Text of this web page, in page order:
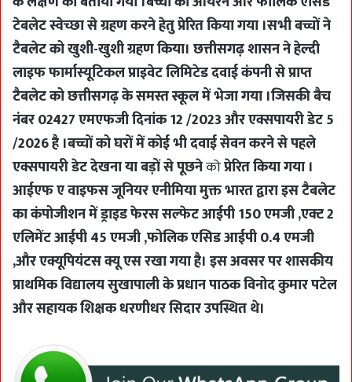
टेबलेट स्वेच्छा से ग्रहण करने हेतु प्रेरित किया गया ।सभी बच्चों ने
टैबलेट को खुशी-खुशी ग्रहण किया। छत्तीसगढ़ शासन ने हेल्दी
लाइफ फार्मास्यूटिकल प्राइवेट लिमिटेड दवाई कंपनी से प्राप्त
टैबलेट को छत्तीसगढ़ के समस्त स्कूल में भेजा गया ।जिसकी बैच
नंबर 02427 एमएफजी दिनांक 12 /2023 और एक्सपायरी डेट 5
/2026 है ।बच्चों को घरों में कोई भी दवाई सेवन करने से पहले
एक्सपायरी डेट देखना या बड़ों से पूछनेकोप्रेरित किया गया ।
आईएफ ए वाइफस जूनियर एनीमिया मुक्त भारत द्वारा इस टैबलेट
का कंपोजीशन में ड्राइड फेरस सल्फेट आईपी 150 एमजी ,एक्ट 2
एलिमेंट आईपी 45 एमजी ,फोलिक एसिड आईपी 0.4 एमजी
,और एक्यूपियंटस क्यू एस रखा गया है। इस अवसर पर शासकीय
प्राथमिक विद्यालय सुखापाली के प्रधान पाठक विनोद कुमार पटेल
और सहायक शिक्षक धरणीधर सिदार उपस्थित थे।